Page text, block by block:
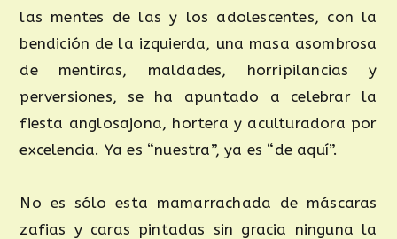
las mentes de las y los adolescentes, con la
bendición de la izquierda, una masa asombrosa
de mentiras, maldades, horripilancias y
perversiones, se ha apuntado a celebrar la
fiesta anglosajona, hortera y aculturadora por
excelencia. Ya es “nuestra”, ya es “de aquí”.
No es sólo esta mamarrachada de máscaras
zafias y caras pintadas sin gracia ninguna la